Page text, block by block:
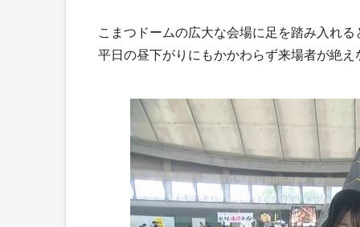
こまつドームの広大な会場に足を踏み入れ
平日の昼下がりにもかかわらず来場者が絶え